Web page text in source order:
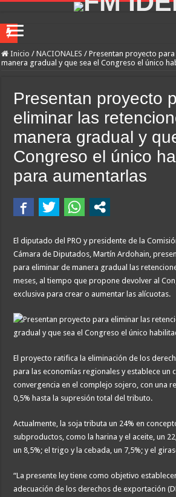
Franco Mastantuono se fue de Real Madrid y en
Escala el conflicto universitario: los rectores
Pedradas, corridas y detenidos frente al Congreso
La Cámara de Casación confirmó el
La contundente respuesta de Benegas Lynch a
«Yo tenía mi propia droga, creo que me la habían
Declaró el enfermero que fue el último en ver con
Juicio por Loan: un perito confirmó que había
Inicio / NACIONALES / Presentan proyecto
manera gradual y que sea el Congreso el único
Presentan proyecto
eliminar las
manera gradual y
Congreso el único
para aumentarlas
El diputado del PRO y presidente de la
Cámara de Diputados, Martín Ardohain,
para eliminar de manera gradual las
meses, al tiempo que propone devolver al
exclusiva para crear o aumentar las alícuotas.
El proyecto ratifica la eliminación de los
para las economías regionales y establece un
convergencia en el complejo sojero, con una
0,5% hasta la supresión total del tributo.
Actualmente, la soja tributa un 24% en
subproductos, como la harina y el aceite, un
un 8,5%; el trigo y la cebada, un 7,5%; y el
“La presente ley tiene como objetivo
adecuación de los derechos de exportación